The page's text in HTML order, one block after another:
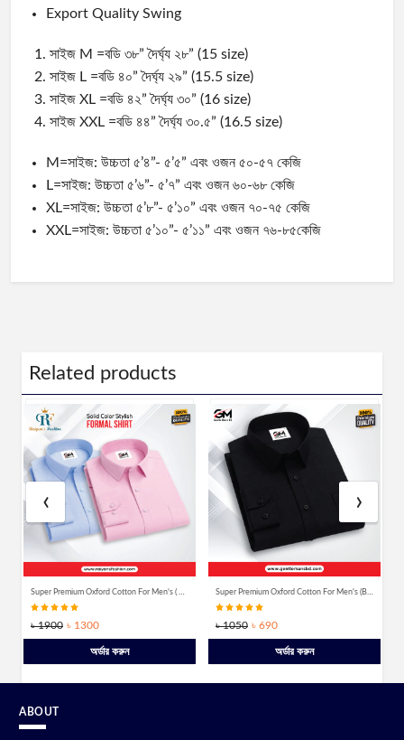
Export Quality Swing
সাইজ M =বডি ৩৮” দৈর্ঘ্য ২৮” (15 size)
সাইজ L =বডি ৪০” দৈর্ঘ্য ২৯” (15.5 size)
সাইজ XL =বডি ৪২” দৈর্ঘ্য ৩০” (16 size)
সাইজ XXL =বডি ৪৪” দৈর্ঘ্য ৩০.৫” (16.5 size)
M=সাইজ: উচ্চতা ৫’৪”- ৫’৫” এবং ওজন ৫০-৫৭ কেজি
L=সাইজ: উচ্চতা ৫’৬”- ৫’৭” এবং ওজন ৬০-৬৮ কেজি
XL=সাইজ: উচ্চতা ৫’৮”- ৫’১০” এবং ওজন ৭০-৭৫ কেজি
XXL=সাইজ: উচ্চতা ৫’১০”- ৫’১১” এবং ওজন ৭৬-৮৫কেজি
Related products
Super Premium Oxford Cotton For Men's ( Sky Blue & Pink)
৳ 1900 ৳ 1300
অর্ডার করুন
Super Premium Oxford Cotton For Men's (Black)
৳ 1050 ৳ 690
অর্ডার করুন
‹ ›
ABOUT